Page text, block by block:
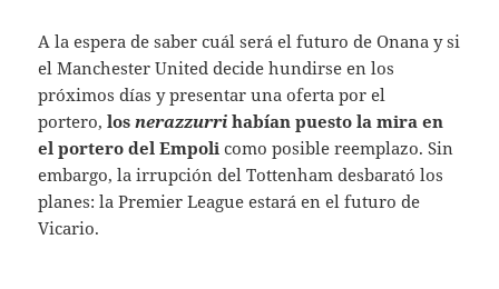
A la espera de saber cuál será el futuro de Onana y si
el Manchester United decide hundirse en los
próximos días y presentar una oferta por el
portero,losnerazzurri habían puesto la mira en
el portero del Empoli como posible reemplazo. Sin
embargo, la irrupción del Tottenham desbarató los
planes: la Premier League estará en el futuro de
Vicario.